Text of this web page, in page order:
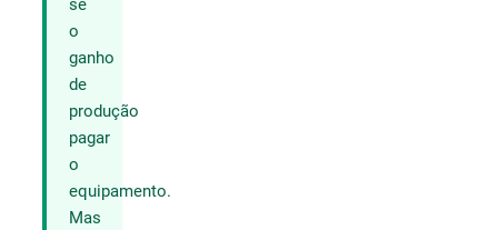
se
o
ganho
de
produção
pagar
o
equipamento.
Mas